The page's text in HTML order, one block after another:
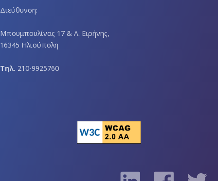
Διεύθυνση:
Μπουμπουλίνας 17 & Λ. Ειρήνης,
16345 Ηλιούπολη
Τηλ. 210-9925760